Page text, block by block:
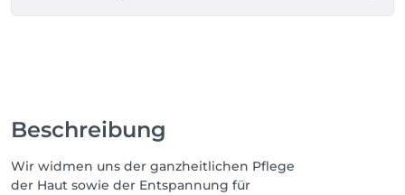
Beschreibung
Wir widmen uns der ganzheitlichen Pflege
der Haut sowie der Entspannung für